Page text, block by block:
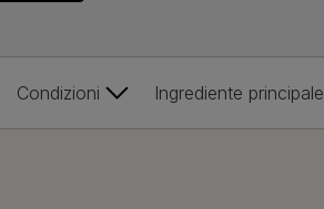
Condizioni Ingrediente principale